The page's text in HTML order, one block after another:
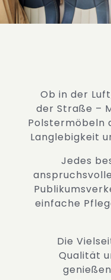
Ob in der
der Straße –
Polstermöbeln
Langlebigkeit
Jedes
einfache
Die
Qualität